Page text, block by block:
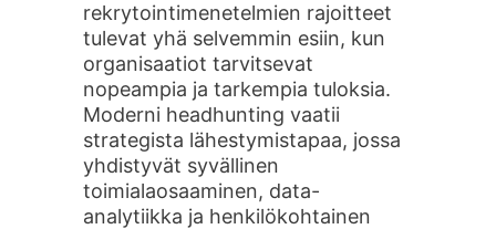
rekrytointimenetelmien rajoitteet
tulevat yhä selvemmin esiin, kun
organisaatiot tarvitsevat
nopeampia ja tarkempia tuloksia.
Moderni headhunting vaatii
strategista lähestymistapaa, jossa
yhdistyvät syvällinen
toimialaosaaminen, data-
analytiikka ja henkilökohtainen